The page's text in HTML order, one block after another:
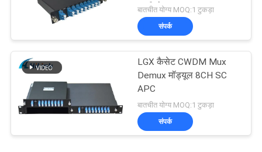
मल्टीप्लेक्सर
बातचीत योग्य MOQ:1 टुकड़ा
संपर्क
LGX कैसेट CWDM Mux
Demux मॉड्यूल 8CH SC
APC
बातचीत योग्य MOQ:1 टुकड़ा
संपर्क